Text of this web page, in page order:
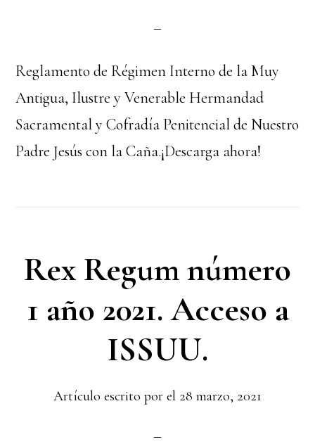
Reglamento de Régimen Interno de la Muy
Antigua, Ilustre y Venerable Hermandad
Sacramental y Cofradía Penitencial de Nuestro
Padre Jesús con la Caña.¡Descarga ahora!
Rex Regum número
1 año 2021. Acceso a
ISSUU.
Artículo escrito por el 28 marzo, 2021